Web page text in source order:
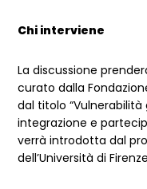
Chi interviene
La discussione
curato dalla
dal titolo
integrazione e
verrà introdotta dal
dell’Università di